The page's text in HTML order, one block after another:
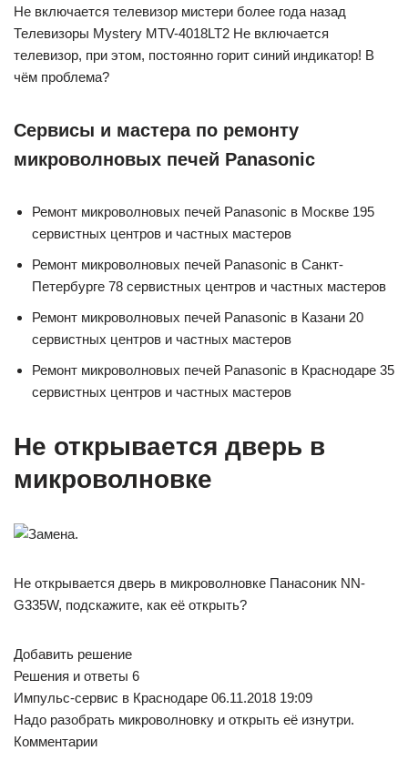
Не включается телевизор мистери более года назад
Телевизоры Mystery MTV-4018LT2 Не включается
телевизор, при этом, постоянно горит синий индикатор! В
чём проблема?
Сервисы и мастера по ремонту
микроволновых печей Panasonic
Ремонт микроволновых печей Panasonic в Москве 195
сервистных центров и частных мастеров
Ремонт микроволновых печей Panasonic в Санкт-
Петербурге 78 сервистных центров и частных мастеров
Ремонт микроволновых печей Panasonic в Казани 20
сервистных центров и частных мастеров
Ремонт микроволновых печей Panasonic в Краснодаре 35
сервистных центров и частных мастеров
Не открывается дверь в
микроволновке
Не открывается дверь в микроволновке Панасоник NN-
G335W, подскажите, как её открыть?
Добавить решение
Решения и ответы 6
Импульс-сервис в Краснодаре 06.11.2018 19:09
Надо разобрать микроволновку и открыть её изнутри.
Комментарии